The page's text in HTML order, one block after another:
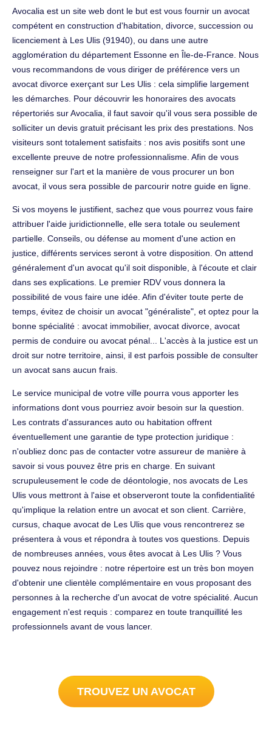
Avocalia est un site web dont le but est vous fournir un avocat
compétent en construction d'habitation, divorce, succession ou
licenciement à Les Ulis (91940), ou dans une autre
agglomération du département Essonne en Île-de-France. Nous
vous recommandons de vous diriger de préférence vers un
avocat divorce exerçant sur Les Ulis : cela simplifie largement
les démarches. Pour découvrir les honoraires des avocats
répertoriés sur Avocalia, il faut savoir qu'il vous sera possible de
solliciter un devis gratuit précisant les prix des prestations. Nos
visiteurs sont totalement satisfaits : nos avis positifs sont une
excellente preuve de notre professionnalisme. Afin de vous
renseigner sur l'art et la manière de vous procurer un bon
avocat, il vous sera possible de parcourir notre guide en ligne.
Si vos moyens le justifient, sachez que vous pourrez vous faire
attribuer l'aide juridictionnelle, elle sera totale ou seulement
partielle. Conseils, ou défense au moment d'une action en
justice, différents services seront à votre disposition. On attend
généralement d'un avocat qu'il soit disponible, à l'écoute et clair
dans ses explications. Le premier RDV vous donnera la
possibilité de vous faire une idée. Afin d'éviter toute perte de
temps, évitez de choisir un avocat "généraliste", et optez pour la
bonne spécialité : avocat immobilier, avocat divorce, avocat
permis de conduire ou avocat pénal... L'accès à la justice est un
droit sur notre territoire, ainsi, il est parfois possible de consulter
un avocat sans aucun frais.
Le service municipal de votre ville pourra vous apporter les
informations dont vous pourriez avoir besoin sur la question.
Les contrats d'assurances auto ou habitation offrent
éventuellement une garantie de type protection juridique :
n'oubliez donc pas de contacter votre assureur de manière à
savoir si vous pouvez être pris en charge. En suivant
scrupuleusement le code de déontologie, nos avocats de Les
Ulis vous mettront à l'aise et observeront toute la confidentialité
qu'implique la relation entre un avocat et son client. Carrière,
cursus, chaque avocat de Les Ulis que vous rencontrerez se
présentera à vous et répondra à toutes vos questions. Depuis
de nombreuses années, vous êtes avocat à Les Ulis ? Vous
pouvez nous rejoindre : notre répertoire est un très bon moyen
d'obtenir une clientèle complémentaire en vous proposant des
personnes à la recherche d'un avocat de votre spécialité. Aucun
engagement n'est requis : comparez en toute tranquillité les
professionnels avant de vous lancer.
TROUVEZ UN AVOCAT